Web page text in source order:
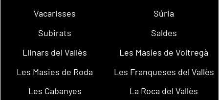
Vacarisses
Súria
Subirats
Saldes
Llinars del Vallès
Les Masíes de Voltregà
Les Masies de Roda
Les Franqueses del Vallès
Les Cabanyes
La Roca del Vallès